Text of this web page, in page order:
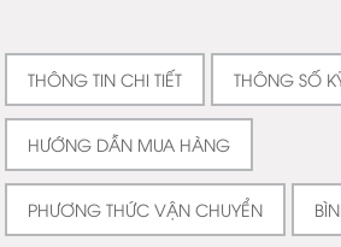
THÔNG TIN CHI TIẾT THÔNG SỐ
HƯỚNG DẪN MUA HÀNG
PHƯƠNG THỨC VẬN CHUYỂN